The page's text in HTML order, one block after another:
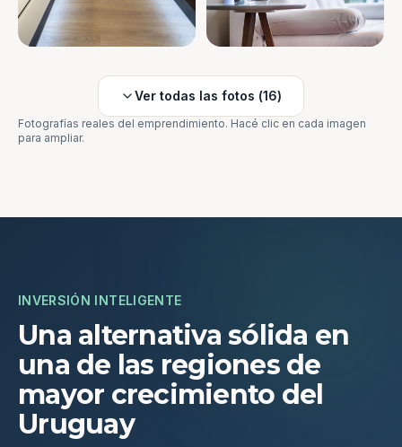
Ver todas las fotos (16)
Fotografías reales del emprendimiento. Hacé clic en cada imagen
para ampliar.
INVERSIÓN INTELIGENTE
Una alternativa sólida en
una de las regiones de
mayor crecimiento del
Uruguay